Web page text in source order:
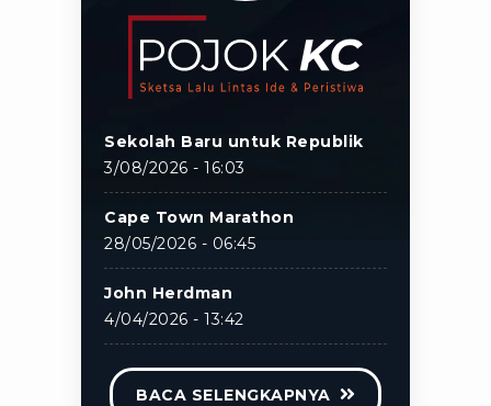
Sekolah Baru untuk Republik
3/08/2026 - 16:03
Cape Town Marathon
28/05/2026 - 06:45
John Herdman
4/04/2026 - 13:42
BACA SELENGKAPNYA